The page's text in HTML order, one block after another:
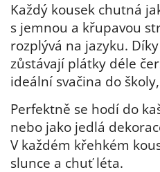
Každý kousek chutná
s jemnou a křupavou
rozplývá na jazyku.
zůstávají plátky déle
ideální svačina do
Perfektně se hodí do
nebo jako jedlá
V každém křehkém
slunce a chuť léta.